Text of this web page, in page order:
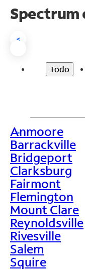
Spectrum
<
Todo
>
Anmoore
Barrackville
Bridgeport
Clarksburg
Fairmont
Flemington
Mount Clare
Reynoldsville
Rivesville
Salem
Squire